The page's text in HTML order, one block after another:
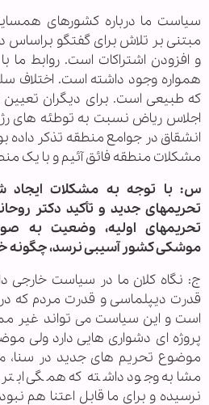
سیاست ما درباره کشورهای
مبتنی بر تلاش برای گفتگو
و افزودن اشتراکات است. روابط ما
همواره وجود داشته است. اختلاف
که طبیعی است. برای دیگران
اجلاس ریاض نسبت به توطئه های
انشقاق در جوامع منطقه تذکر داده
مشکلات منطقه فائق آئیم و با یک
س: با توجه به مشکلات ایجاد
تحریمهای جدید و تأکید دکتر
تحریمهای اولیه، وضعیت به
موشکی کشور آسیبی نرسد، چگونه
ج: نگاه کلان ما در سیاست خارجی
قدرت دیپلماسی و قدرت مردم که در
است و این سیاست می تواند غیر
پروژه ای دشواری هایی دارد ولی
موضوع تحریم های جدید در سنا،
مشابه وجود داشته که همگی
نرسیده و برای ما قابل اعتنا هم